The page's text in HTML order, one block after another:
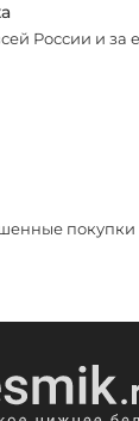
России и за